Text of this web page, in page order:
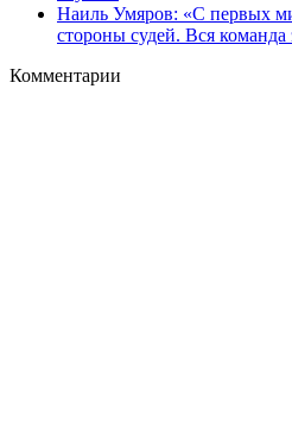
Наиль Умяров: «С первых
стороны судей. Вся команда
Комментарии